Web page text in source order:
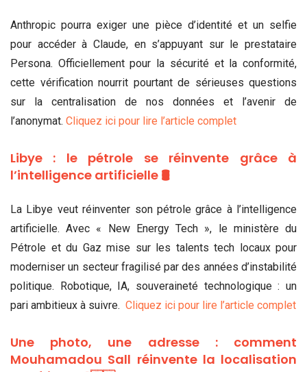
Anthropic pourra exiger une pièce d’identité et un selfie
pour accéder à Claude, en s’appuyant sur le prestataire
Persona. Officiellement pour la sécurité et la conformité,
cette vérification nourrit pourtant de sérieuses questions
sur la centralisation de nos données et l’avenir de
l’anonymat. Cliquez ici pour lire l’article complet
Libye : le pétrole se réinvente grâce à
l’intelligence artificielle 🛢️
La Libye veut réinventer son pétrole grâce à l’intelligence
artificielle. Avec « New Energy Tech », le ministère du
Pétrole et du Gaz mise sur les talents tech locaux pour
moderniser un secteur fragilisé par des années d’instabilité
politique. Robotique, IA, souveraineté technologique : un
pari ambitieux à suivre. Cliquez ici pour lire l’article complet
Une photo, une adresse : comment
Mouhamadou Sall réinvente la localisation